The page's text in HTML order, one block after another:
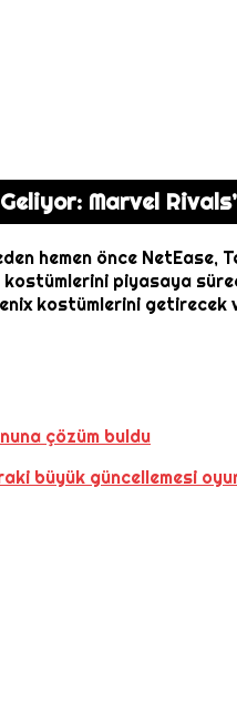
Marvel
hemen önce
piyasaya
kostümlerini getirecek
çözüm buldu